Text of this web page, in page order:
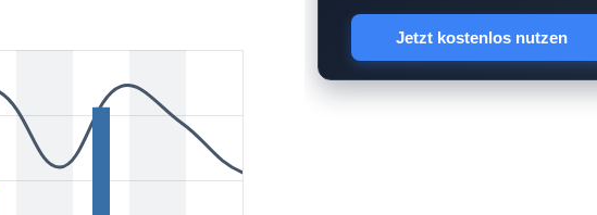
Jetzt kostenlos nutzen